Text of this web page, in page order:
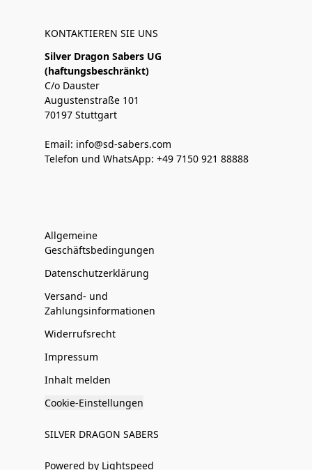
KONTAKTIEREN SIE UNS
Silver Dragon Sabers UG
(haftungsbeschränkt)
C/o Dauster
Augustenstraße 101
70197 Stuttgart
Email: info@sd-sabers.com
Telefon und WhatsApp: +49 7150 921 88888
Allgemeine
Geschäftsbedingungen
Datenschutzerklärung
Versand- und
Zahlungsinformationen
Widerrufsrecht
Impressum
Inhalt melden
Cookie-Einstellungen
SILVER DRAGON SABERS
Powered by Lightspeed